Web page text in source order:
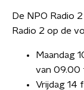
De NPO Radio
Radio 2 op de
Maandag
van
Vrijdag 14